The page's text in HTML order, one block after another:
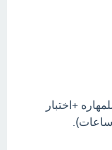
+اختبار